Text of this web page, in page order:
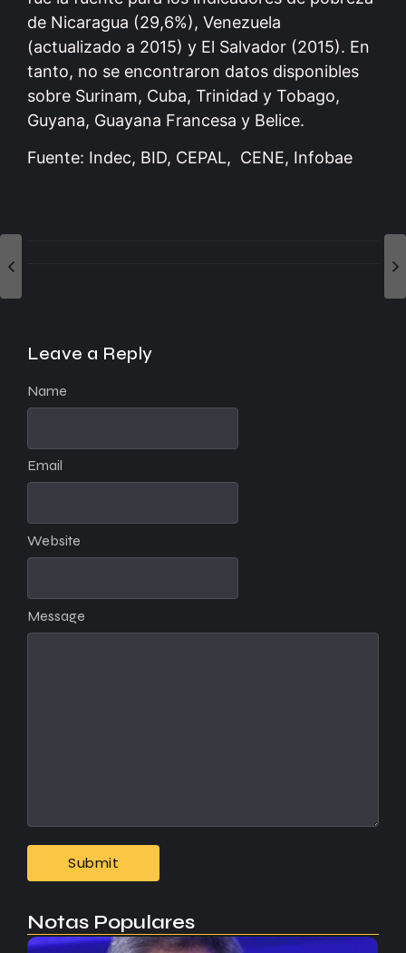
de Nicaragua (29,6%), Venezuela
(actualizado a 2015) y El Salvador (2015). En
tanto, no se encontraron datos disponibles
sobre Surinam, Cuba, Trinidad y Tobago,
Guyana, Guayana Francesa y Belice.
Fuente: Indec, BID, CEPAL, CENE, Infobae
Leave a Reply
Message
Name
Email
Website
Notas Populares